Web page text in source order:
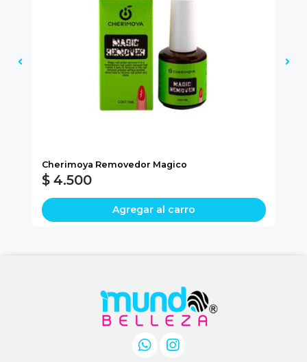
Cherimoya Removedor Magico
$ 4.500
Agregar al carro